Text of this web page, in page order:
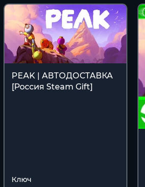
PEAK | АВТОДОСТАВКА
[Россия Steam Gift]
Ключ